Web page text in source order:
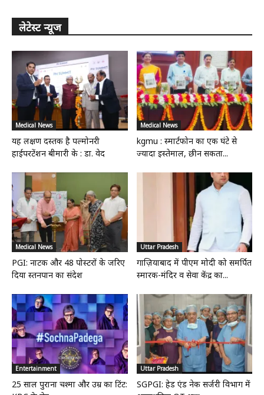
लेटेस्ट न्यूज
Medical News
यह लक्षण दस्तक है पल्मोनरी
हाईपरटेंशन बीमारी के : डा. वेद
Medical News
kgmu : स्मार्टफोन का एक घंटे से
ज्यादा इस्तेमाल, छीन सकता...
Medical News
PGI: नाटक और 48 पोस्टरों के जरिए
दिया स्तनपान का संदेश
Uttar Pradesh
गाज़ियाबाद में पीएम मोदी को समर्पित
स्मारक-मंदिर व सेवा केंद्र का...
Entertainment
25 साल पुराना चश्मा और उम्र का टिंट:
Uttar Pradesh
SGPGI: हेड एंड नेक सर्जरी विभाग में